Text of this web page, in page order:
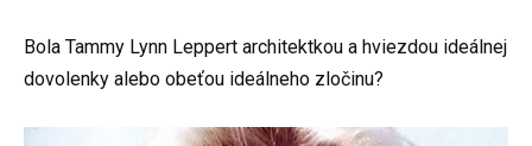
Bola Tammy Lynn Leppert architektkou a hviezdou ideálnej
dovolenky alebo obeťou ideálneho zločinu?